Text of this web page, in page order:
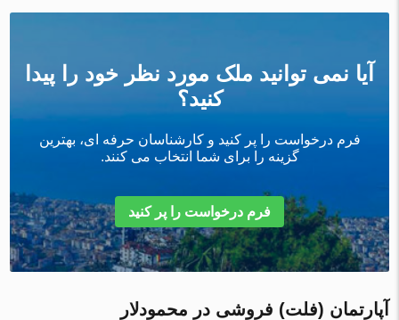
آیا نمی توانید ملک مورد نظر خود را پیدا
کنید؟
فرم درخواست را پر کنید و کارشناسان حرفه ای، بهترین
گزینه را برای شما انتخاب می کنند.
فرم درخواست را پر کنید
آپارتمان (فلت) فروشی در محمودلار